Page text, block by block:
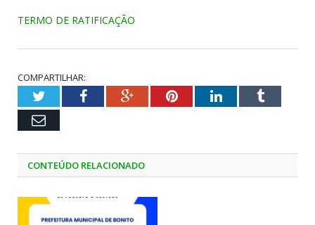
TERMO DE RATIFICAÇÃO
COMPARTILHAR:
TwitterFacebookGoogle+PinterestLinkedInTumblr
Email
CONTEÚDO RELACIONADO